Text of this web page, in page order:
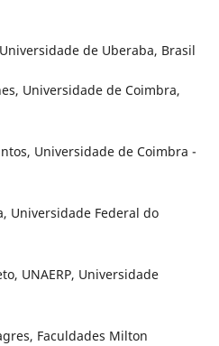
de Uberaba, Brasil
Universidade de Coimbra,
Universidade de Coimbra -
Universidade Federal do
UNAERP, Universidade
Faculdades Milton